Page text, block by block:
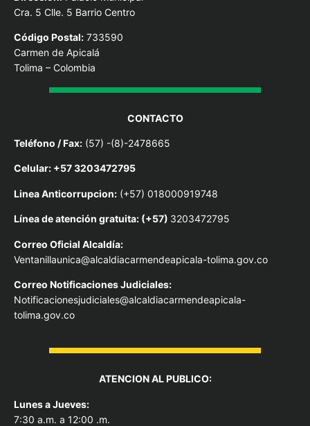
Cra. 5 Clle. 5 Barrio Centro
Código Postal: 733590
Carmen de Apicalá
Tolima – Colombia
CONTACTO
Teléfono / Fax: (57) -(8)-2478665
Celular: +57 3203472795
Linea Anticorrupcion: (+57) 018000919748
Línea de atención gratuita: (+57) 3203472795
Correo Oficial Alcaldía:
Ventanillaunica@alcaldiacarmendeapicala-tolima.gov.co
Correo Notificaciones Judiciales:
Notificacionesjudiciales@alcaldiacarmendeapicala-
tolima.gov.co
ATENCION AL PUBLICO:
Lunes a Jueves:
7:30 a.m. a 12:00 .m.